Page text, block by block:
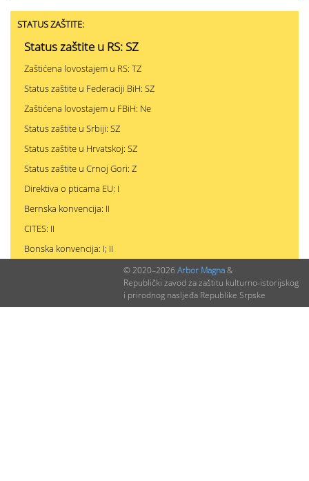
STATUS ZAŠTITE:
Status zaštite u RS: SZ
Zaštićena lovostajem u RS: TZ
Status zaštite u Federaciji BiH: SZ
Zaštićena lovostajem u FBiH: Ne
Status zaštite u Srbiji: SZ
Status zaštite u Hrvatskoj: SZ
Status zaštite u Crnoj Gori: Z
Direktiva o pticama EU: I
Bernska konvencija: II
CITES: II
Bonska konvencija: I; II
PODACI O NALAZIMA (ukupno 0)
© 2020–2026 Arbor Magna&
Republički zavod za zaštitu kulturno-istorijskog
i prirodnog nasljeđa Republike Srpske